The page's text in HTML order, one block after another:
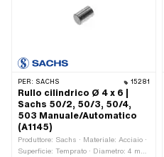
PER: SACHS 15281
Rullo cilindrico Ø 4 x 6 |
Sachs 50/2, 50/3, 50/4,
503 Manuale/Automatico
(A1145)
Produttore: Sachs · Materiale: Acciaio ·
Superficie: Temprato · Diametro: 4 mm